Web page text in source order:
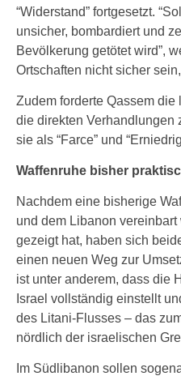
“Widerstand” fortgesetzt.
unsicher, bombardiert und
Bevölkerung getötet wird”,
Ortschaften nicht sicher
Zudem forderte Qassem
die direkten Verhandlungen
sie als “Farce” und
Waffenruhe bisher
Nachdem eine bisherige
und dem Libanon
gezeigt hat, haben sich
einen neuen Weg zur
ist unter anderem, dass die
Israel vollständig einstellt
des Litani-Flusses – das
nördlich der israelischen
Im Südlibanon sollen